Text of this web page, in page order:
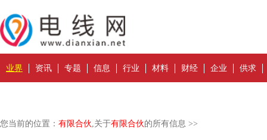
业界 资讯 专题 信息 行业 材料 财经 企业 供求
您当前的位置： 有限合伙,关于有限合伙的所有信息 >>